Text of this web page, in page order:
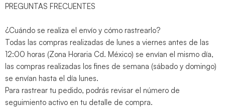
PREGUNTAS FRECUENTES
¿Cuándo se realiza el envío y cómo rastrearlo?
Todas las compras realizadas de lunes a viernes antes de las
12:00 horas (Zona Horaria Cd. México) se envían el mismo día,
las compras realizadas los fines de semana (sábado y domingo)
se envían hasta el día lunes.
Para rastrear tu pedido, podrás revisar el número de
seguimiento activo en tu detalle de compra.